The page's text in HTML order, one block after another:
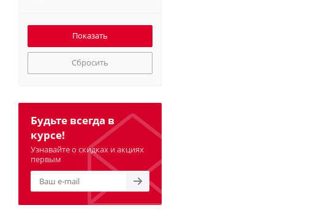
Сбросить
Будьте всегда в
курсе!
Узнавайте о скидках и акциях
первым